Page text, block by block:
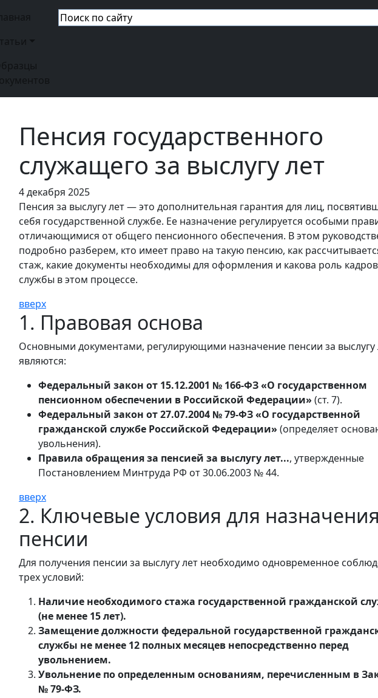
Основная навигация
Пенсия государственного
служащего за выслугу лет
4 декабря 2025
Пенсия за выслугу лет — это дополнительная гарантия для лиц,
себя государственной службе. Ее назначение регулируется особыми
отличающимися от общего пенсионного обеспечения. В этом
подробно разберем, кто имеет право на такую пенсию, как
стаж, какие документы необходимы для оформления и какова роль
службы в этом процессе.
вверх
1. Правовая основа
Основными документами, регулирующими назначение пенсии за выслугу
являются:
Федеральный закон от 15.12.2001 № 166-ФЗ «О государственном
пенсионном обеспечении в Российской Федерации» (ст. 7).
Федеральный закон от 27.07.2004 № 79-ФЗ «О государственной
гражданской службе Российской Федерации» (определяет
увольнения).
Правила обращения за пенсией за выслугу лет..., утвержденные
Постановлением Минтруда РФ от 30.06.2003 № 44.
вверх
2. Ключевые условия для назначения
пенсии
Для получения пенсии за выслугу лет необходимо одновременное
трех условий:
Наличие необходимого стажа государственной гражданской
(не менее 15 лет).
Замещение должности федеральной государственной
службы не менее 12 полных месяцев непосредственно перед
увольнением.
Увольнение по определенным основаниям, перечисленным в
№ 79-ФЗ.